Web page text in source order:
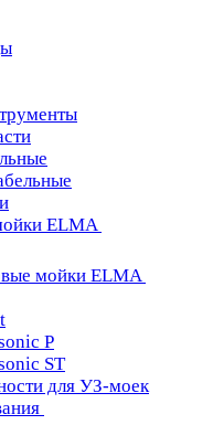
ELMA
мойки ELMA
P
ST
для УЗ-моек